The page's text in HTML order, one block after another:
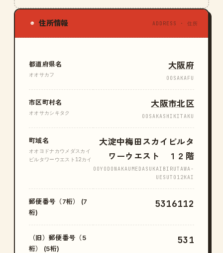
◉ 住所情報 ADDRESS · 住所
都道府県名
オオサカフ
大阪府
OOSAKAFU
市区町村名
オオサカシキタク
大阪市北区
OOSAKASHIKITAKU
町域名
オオヨドナカウメダスカイ
ビルタワーウエスト12カイ
大淀中梅田スカイビルタ
ワーウエスト １２階
OOYODONAKAUMEDASUKAIBIRUTAWA-
UESUTO12KAI
郵便番号（7桁） (7
桁)
5316112
（旧）郵便番号（5
桁） (5桁)
531